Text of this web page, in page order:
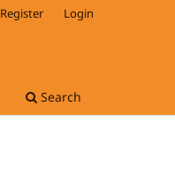
Search
Register Login